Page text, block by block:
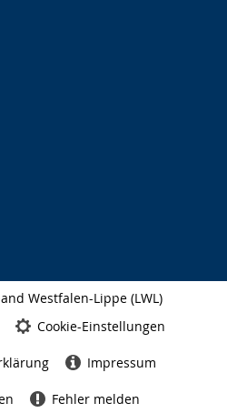
Westfalen-Lippe (LWL)
Cookie-Einstellungen
Impressum
Fehler melden